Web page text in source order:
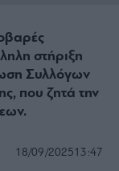
στήριξη
Συλλόγων
που ζητά την
18/09/202513:47